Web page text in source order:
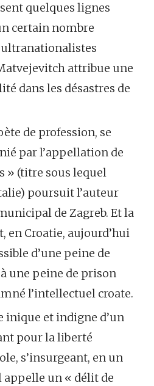
quelques lignes
certain nombre
ultranationalistes
attribue une
dans les désastres de
de profession, se
par l’appellation de
» (titre sous lequel
poursuit l’auteur
de Zagreb. Et la
en Croatie, aujourd’hui
d’une peine de
une peine de prison
l’intellectuel croate.
inique et indigne d’un
pour la liberté
s’insurgeant, en un
appelle un « délit de